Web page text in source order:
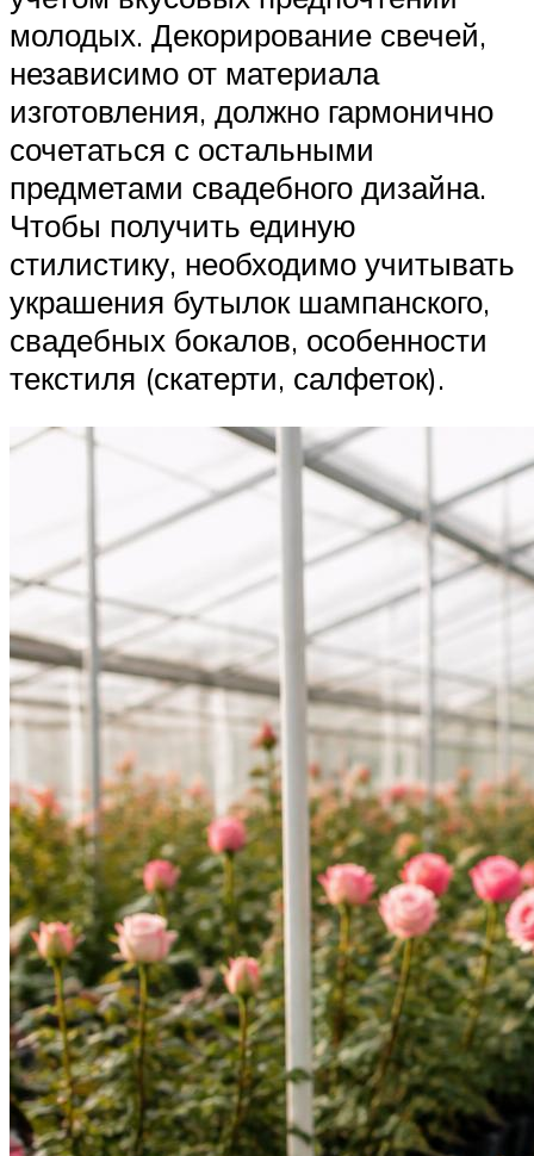
молодых. Декорирование свечей,
независимо от материала
изготовления, должно гармонично
сочетаться с остальными
предметами свадебного дизайна.
Чтобы получить единую
стилистику, необходимо учитывать
украшения бутылок шампанского,
свадебных бокалов, особенности
текстиля (скатерти, салфеток).